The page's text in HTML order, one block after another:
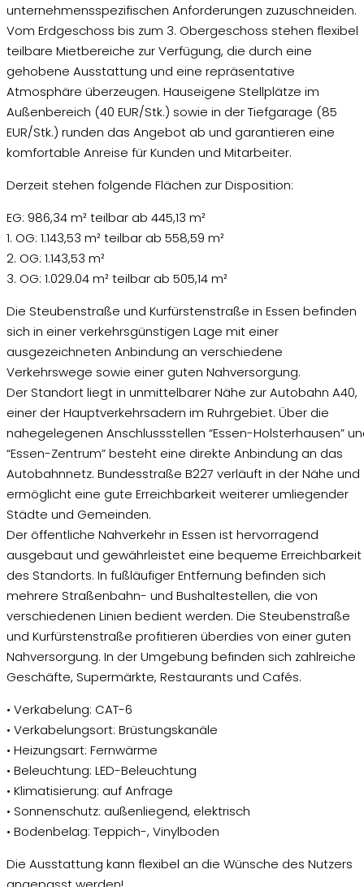
unternehmensspezifischen Anforderungen zuzuschneiden.
Vom Erdgeschoss bis zum 3. Obergeschoss stehen flexibel
teilbare Mietbereiche zur Verfügung, die durch eine
gehobene Ausstattung und eine repräsentative
Atmosphäre überzeugen. Hauseigene Stellplätze im
Außenbereich (40 EUR/Stk.) sowie in der Tiefgarage (85
EUR/Stk.) runden das Angebot ab und garantieren eine
komfortable Anreise für Kunden und Mitarbeiter.
Derzeit stehen folgende Flächen zur Disposition:
EG: 986,34 m² teilbar ab 445,13 m²
1. OG: 1.143,53 m² teilbar ab 558,59 m²
2. OG: 1.143,53 m²
3. OG: 1.029.04 m² teilbar ab 505,14 m²
Die Steubenstraße und Kurfürstenstraße in Essen befinden
sich in einer verkehrsgünstigen Lage mit einer
ausgezeichneten Anbindung an verschiedene
Verkehrswege sowie einer guten Nahversorgung.
Der Standort liegt in unmittelbarer Nähe zur Autobahn A40,
einer der Hauptverkehrsadern im Ruhrgebiet. Über die
nahegelegenen Anschlussstellen “Essen-Holsterhausen”
“Essen-Zentrum” besteht eine direkte Anbindung an das
Autobahnnetz. Bundesstraße B227 verläuft in der Nähe und
ermöglicht eine gute Erreichbarkeit weiterer umliegender
Städte und Gemeinden.
Der öffentliche Nahverkehr in Essen ist hervorragend
ausgebaut und gewährleistet eine bequeme Erreichbarkeit
des Standorts. In fußläufiger Entfernung befinden sich
mehrere Straßenbahn- und Bushaltestellen, die von
verschiedenen Linien bedient werden. Die Steubenstraße
und Kurfürstenstraße profitieren überdies von einer guten
Nahversorgung. In der Umgebung befinden sich zahlreiche
Geschäfte, Supermärkte, Restaurants und Cafés.
• Verkabelung: CAT-6
• Verkabelungsort: Brüstungskanäle
• Heizungsart: Fernwärme
• Beleuchtung: LED-Beleuchtung
• Klimatisierung: auf Anfrage
• Sonnenschutz: außenliegend, elektrisch
• Bodenbelag: Teppich-, Vinylboden
Die Ausstattung kann flexibel an die Wünsche des Nutzers